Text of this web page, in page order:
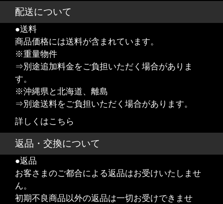
配送について
●送料
商品価格には送料が含まれています。
※重量物件
⇒別途追加料金をご負担いただく場合がありま
す。
※沖縄県と北海道、離島
⇒別途送料をご負担いただく場合があります。
詳しくはこちら
返品・交換について
●返品
お客さまのご都合による返品はお受けいたしませ
ん。
初期不良商品以外の返品は一切お受けできませ